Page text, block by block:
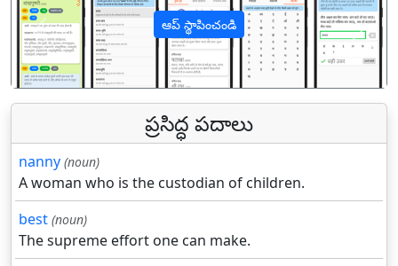
ఆప్ స్థాపించండి
पिछला
ప్రసిద్ధ పదాలు
nanny (noun)
A woman who is the custodian of children.
best (noun)
The supreme effort one can make.